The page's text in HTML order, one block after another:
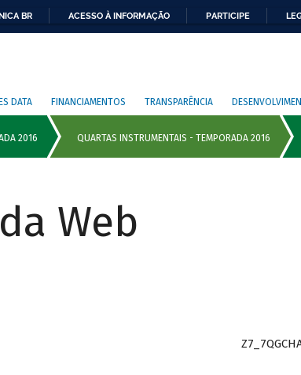
BR ACESSO À INFORMAÇÃO PARTICIPE
DATA FINANCIAMENTOS TRANSPARÊNCIA
Web